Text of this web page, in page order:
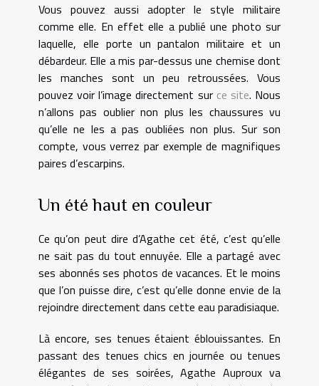
Vous pouvez aussi adopter le style militaire
comme elle. En effet elle a publié une photo sur
laquelle, elle porte un pantalon militaire et un
débardeur. Elle a mis par-dessus une chemise dont
les manches sont un peu retroussées. Vous
pouvez voir l’image directement sur ce site. Nous
n’allons pas oublier non plus les chaussures vu
qu’elle ne les a pas oubliées non plus. Sur son
compte, vous verrez par exemple de magnifiques
paires d’escarpins.
Un été haut en couleur
Ce qu’on peut dire d’Agathe cet été, c’est qu’elle
ne sait pas du tout ennuyée. Elle a partagé avec
ses abonnés ses photos de vacances. Et le moins
que l’on puisse dire, c’est qu’elle donne envie de la
rejoindre directement dans cette eau paradisiaque.
Là encore, ses tenues étaient éblouissantes. En
passant des tenues chics en journée ou tenues
élégantes de ses soirées, Agathe Auproux va